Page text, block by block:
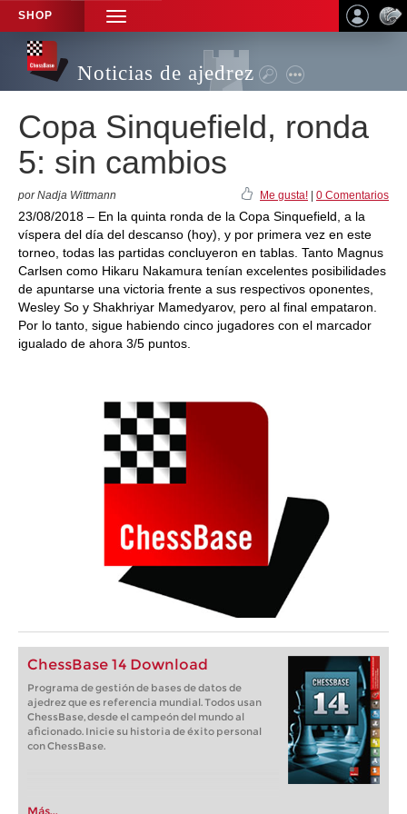
SHOP
TOGGLE
NAVIGATION
Noticias de ajedrez
Copa Sinquefield, ronda
5: sin cambios
por Nadja Wittmann Me gusta! 0 Comentarios
23/08/2018 – En la quinta ronda de la Copa Sinquefield, a la
víspera del día del descanso (hoy), y por primera vez en este
torneo, todas las partidas concluyeron en tablas. Tanto Magnus
Carlsen como Hikaru Nakamura tenían excelentes posibilidades
de apuntarse una victoria frente a sus respectivos oponentes,
Wesley So y Shakhriyar Mamedyarov, pero al final empataron.
Por lo tanto, sigue habiendo cinco jugadores con el marcador
igualado de ahora 3/5 puntos.
ChessBase 14 Download
Programa de gestión de bases de datos de
ajedrez que es referencia mundial. Todos usan
ChessBase, desde el campeón del mundo al
aficionado. Inicie su historia de éxito personal
con ChessBase.
Más...